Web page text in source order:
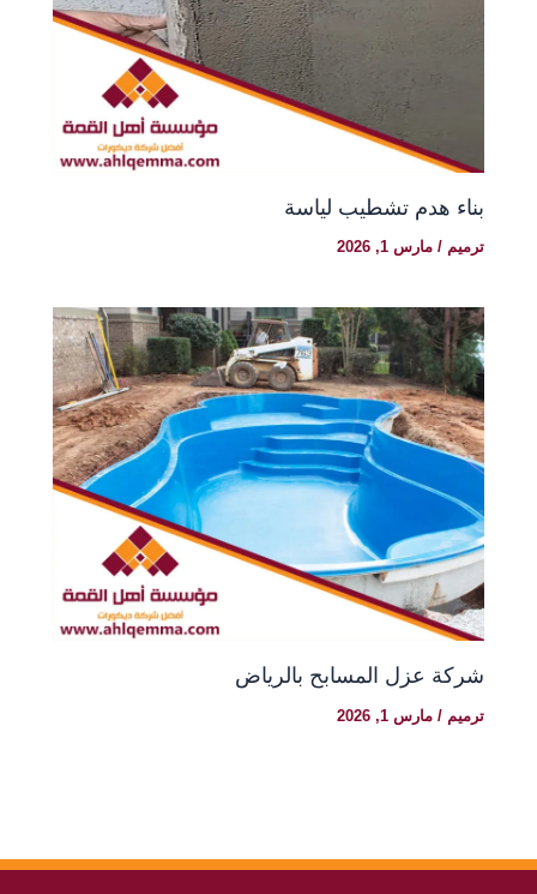
بناء هدم تشطيب لياسة
ترميم /مارس 1, 2026
شركة عزل المسابح بالرياض
ترميم /مارس 1, 2026